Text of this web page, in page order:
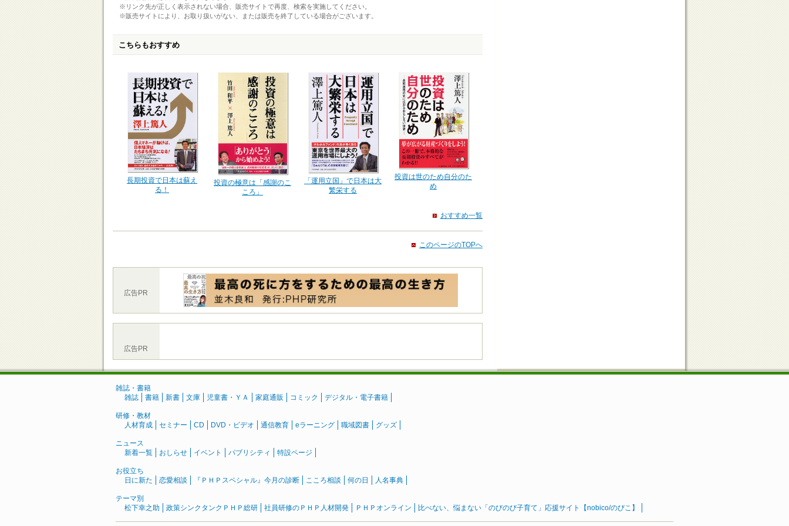
※リンク先が正しく表示されない場合、販売サイトで再度、検索を実施してください。
※販売サイトにより、お取り扱いがない、または販売を終了している場合がございます。
こちらもおすすめ
長期投資で日本は蘇え
る！
投資の極意は「感謝のこ
ころ」
「運用立国」で日本は大
繁栄する
投資は世のため自分のた
め
おすすめ一覧
このページのTOPへ
広告PR
広告PR
雑誌・書籍
雑誌
書籍 新書 文庫 児童書・ＹＡ 家庭通販 コミック デジタル・電子書籍
研修・教材
人材育成
セミナー CD DVD・ビデオ 通信教育 eラーニング 職域図書 グッズ
ニュース
新着一覧
おしらせ イベント パブリシティ 特設ページ
お役立ち
日に新た
恋愛相談 『ＰＨＰスペシャル』今月の診断 こころ相談 何の日 人名事典
テーマ別
松下幸之助
政策シンクタンクＰＨＰ総研 社員研修のＰＨＰ人材開発 ＰＨＰオンライン 比べない、悩まない「のびのび子育て」応援サイト【nobico/のびこ】